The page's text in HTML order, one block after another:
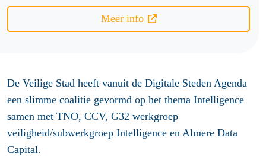
Meer info
De Veilige Stad heeft vanuit de Digitale Steden Agenda
een slimme coalitie gevormd op het thema Intelligence
samen met TNO, CCV, G32 werkgroep
veiligheid/subwerkgroep Intelligence en Almere Data
Capital.